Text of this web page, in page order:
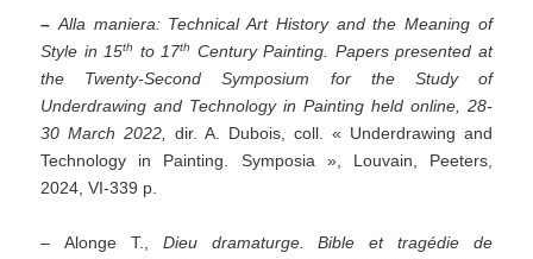
– Alla maniera: Technical Art History and the Meaning of
Style in 15th to 17th
Century Painting. Papers presented at
the Twenty-Second Symposium for the Study of
Underdrawing and Technology in Painting held online, 28-
30 March 2022, dir. A. Dubois, coll. « Underdrawing and
Technology in Painting. Symposia », Louvain, Peeters,
2024, VI-339 p.
– Alonge T., Dieu dramaturge. Bible et tragédie de